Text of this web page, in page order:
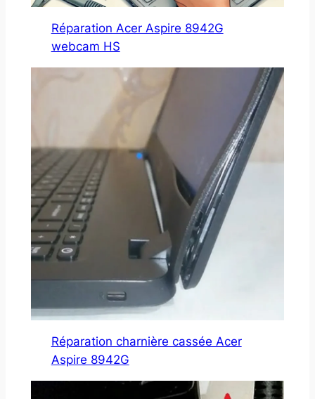
Réparation Acer Aspire 8942G
webcam HS
Réparation charnière cassée Acer
Aspire 8942G